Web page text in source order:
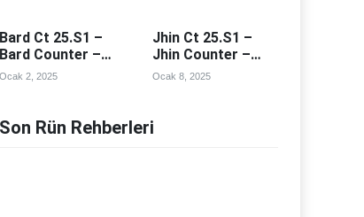
Bard Ct 25.S1 –
Bard Counter –
Bard Counterleri
Ocak 2, 2025
Jhin Ct 25.S1 –
Jhin Counter –
Jhin Counterleri
Ocak 8, 2025
Son Rün Rehberleri